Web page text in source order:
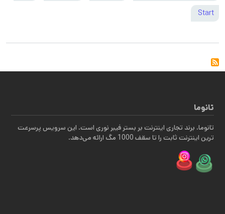
Start
تانوما
تانوما، برند تجاری اینترنت بر بستر فیبر نوری است. این سرویس پرسرعت
ترین اینترنت ثابت را تا سقف 1000 مگ ارائه می‌دهد.